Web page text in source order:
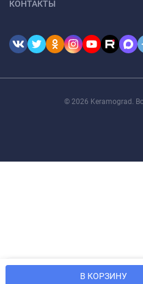
В КОРЗИНУ
КОНТАКТЫ
© 2026 Keramograd.
Мы используем файлы cookie,